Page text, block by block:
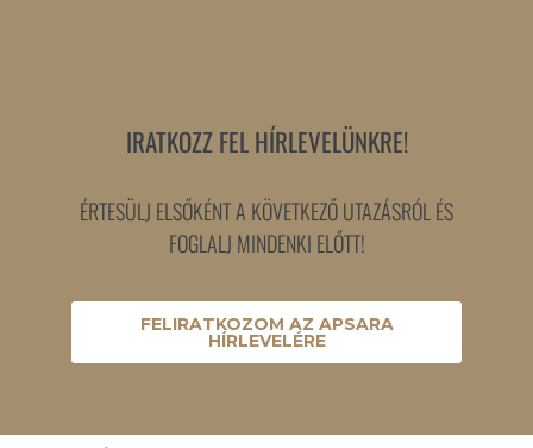
IRATKOZZ FEL HÍRLEVELÜNKRE!
ÉRTESÜLJ ELSŐKÉNT A KÖVETKEZŐ UTAZÁSRÓL ÉS
FOGLALJ MINDENKI ELŐTT!
FELIRATKOZOM AZ APSARA
HÍRLEVELÉRE